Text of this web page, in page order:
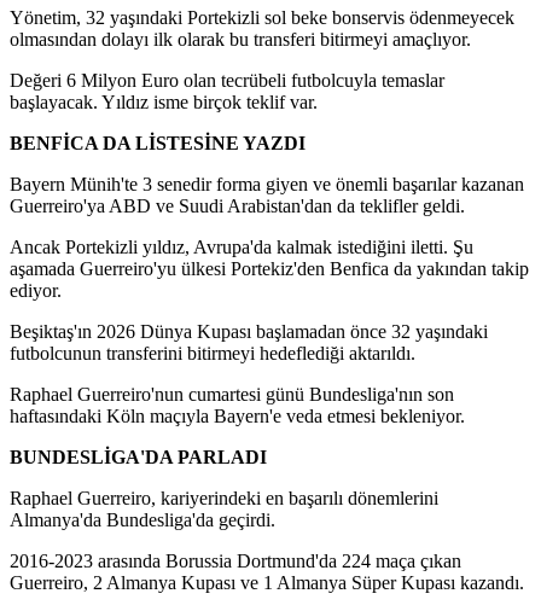
Yönetim, 32 yaşındaki Portekizli sol beke bonservis ödenmeyecek
olmasından dolayı ilk olarak bu transferi bitirmeyi amaçlıyor.
Değeri 6 Milyon Euro olan tecrübeli futbolcuyla temaslar
başlayacak. Yıldız isme birçok teklif var.
BENFİCA DA LİSTESİNE YAZDI
Bayern Münih'te 3 senedir forma giyen ve önemli başarılar kazanan
Guerreiro'ya ABD ve Suudi Arabistan'dan da teklifler geldi.
Ancak Portekizli yıldız, Avrupa'da kalmak istediğini iletti. Şu
aşamada Guerreiro'yu ülkesi Portekiz'den Benfica da yakından takip
ediyor.
Beşiktaş'ın 2026 Dünya Kupası başlamadan önce 32 yaşındaki
futbolcunun transferini bitirmeyi hedeflediği aktarıldı.
Raphael Guerreiro'nun cumartesi günü Bundesliga'nın son
haftasındaki Köln maçıyla Bayern'e veda etmesi bekleniyor.
BUNDESLİGA'DA PARLADI
Raphael Guerreiro, kariyerindeki en başarılı dönemlerini
Almanya'da Bundesliga'da geçirdi.
2016-2023 arasında Borussia Dortmund'da 224 maça çıkan
Guerreiro, 2 Almanya Kupası ve 1 Almanya Süper Kupası kazandı.